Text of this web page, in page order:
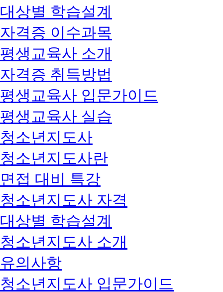
대상별 학습설계
자격증 이수과목
평생교육사 소개
자격증 취득방법
평생교육사 입문가이드
평생교육사 실습
청소년지도사
청소년지도사란
면접 대비 특강
청소년지도사 자격
대상별 학습설계
청소년지도사 소개
유의사항
청소년지도사 입문가이드